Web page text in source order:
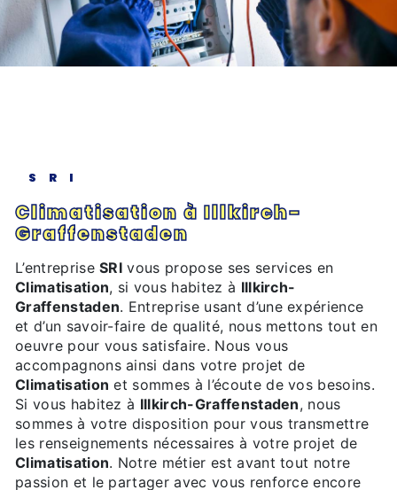
SRI
Climatisation à Illkirch-
Graffenstaden
L’entrepriseSRI vous propose ses services en
Climatisation, si vous habitez à Illkirch-
Graffenstaden. Entreprise usant d’une expérience
et d’un savoir-faire de qualité, nous mettons tout en
oeuvre pour vous satisfaire. Nous vous
accompagnons ainsi dans votre projet de
Climatisation et sommes à l’écoute de vos besoins.
Si vous habitez à Illkirch-Graffenstaden, nous
sommes à votre disposition pour vous transmettre
les renseignements nécessaires à votre projet de
Climatisation. Notre métier est avant tout notre
passion et le partager avec vous renforce encore